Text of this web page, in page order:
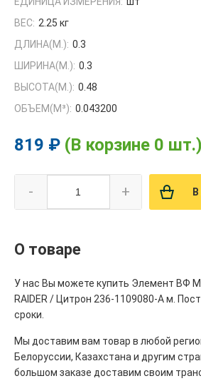
ВЕС: 2.25 кг
ДЛИНА(М.): 0.3
ШИРИНА(М.): 0.3
ВЫСОТА(М.): 0.48
ОБЪЕМ(M³): 0.043200
819 ₽ (В корзине 0 шт.)
- +
О товаре
У нас Вы можете купить Элемент ВФ
RAIDER / Цитрон 236-1109080-А м.
сроки.
Мы доставим вам товар в любой
Белоруссии, Казахстана и другим
большом заказе доставим своим